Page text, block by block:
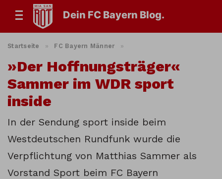
Dein FC Bayern Blog.
Startseite » FC Bayern Männer »
»Der Hoffnungsträger«
Sammer im WDR sport
inside
In der Sendung sport inside beim
Westdeutschen Rundfunk wurde die
Verpflichtung von Matthias Sammer als
Vorstand Sport beim FC Bayern